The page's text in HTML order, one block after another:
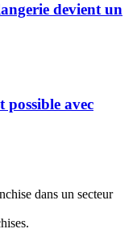
devient un
possible avec
dans un secteur